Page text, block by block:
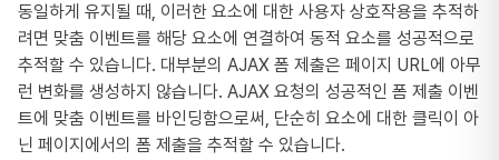
동일하게 유지될 때, 이러한 요소에 대한 사용자 상호작용을 추적하
려면 맞춤 이벤트를 해당 요소에 연결하여 동적 요소를 성공적으로
추적할 수 있습니다. 대부분의 AJAX 폼 제출은 페이지 URL에 아무
런 변화를 생성하지 않습니다. AJAX 요청의 성공적인 폼 제출 이벤
트에 맞춤 이벤트를 바인딩함으로써, 단순히 요소에 대한 클릭이 아
닌 페이지에서의 폼 제출을 추적할 수 있습니다.